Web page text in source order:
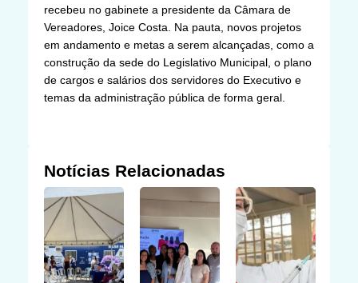
recebeu no gabinete a presidente da Câmara de
Vereadores, Joice Costa. Na pauta, novos projetos
em andamento e metas a serem alcançadas, como a
construção da sede do Legislativo Municipal, o plano
de cargos e salários dos servidores do Executivo e
temas da administração pública de forma geral.
Notícias Relacionadas